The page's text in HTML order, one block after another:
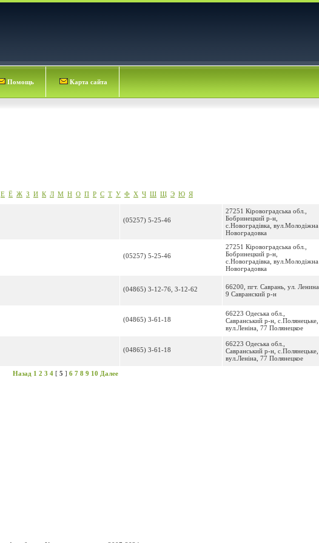
Помощь Карта сайта
Е Ё Ж З И К Л М Н О П Р С Т У Ф Х Ч Ш Щ Э Ю Я
(05257) 5-25-46
27251 Кіровоградська обл.,
Бобринецкий р-н,
с.Новоградівка, вул.Молодіжна
Новоградовка
(05257) 5-25-46
27251 Кіровоградська обл.,
Бобринецкий р-н,
с.Новоградівка, вул.Молодіжна
Новоградовка
(04865) 3-12-76, 3-12-62
66200, пгт. Саврань, ул. Ленина,
9 Савранский р-н
(04865) 3-61-18
66223 Одеська обл.,
Савранський р-н, с.Полянецьке,
вул.Леніна, 77 Полянецкое
(04865) 3-61-18
66223 Одеська обл.,
Савранський р-н, с.Полянецьке,
вул.Леніна, 77 Полянецкое
Назад 1 2 3 4 [ 5 ] 6 7 8 9 10 Далее